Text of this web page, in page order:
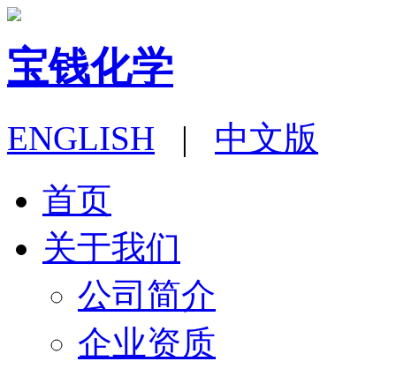
宝钱化学
ENGLISH | 中文版
首页
关于我们
公司简介
企业资质